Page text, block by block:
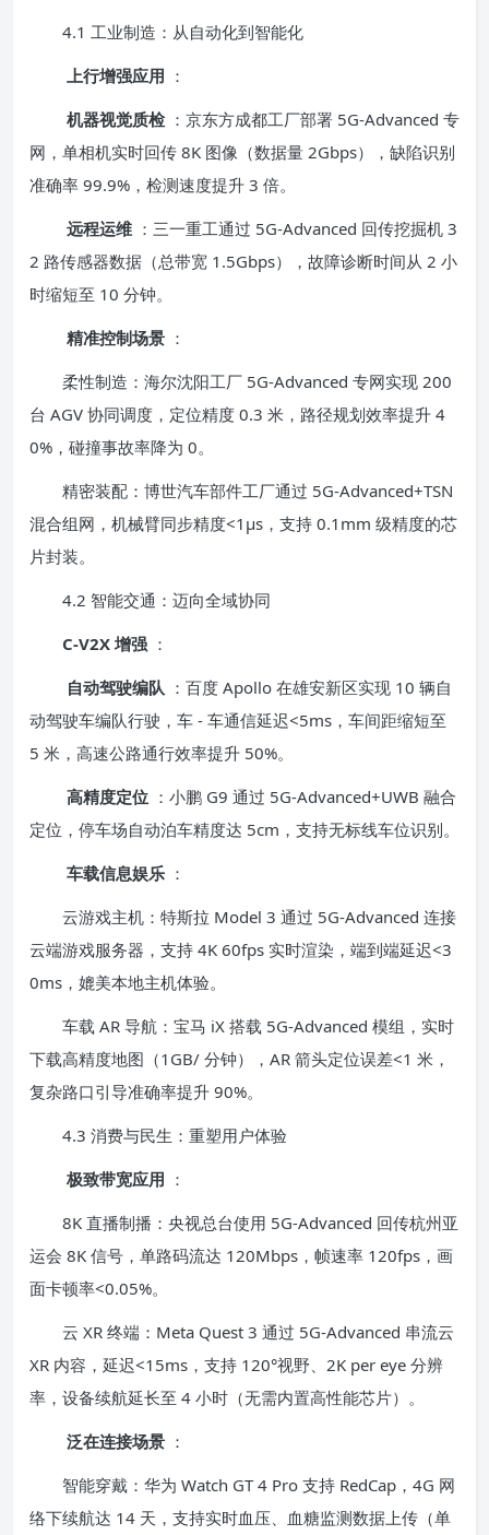
4.1 工业制造：从自动化到智能化
上行增强应用 ：
机器视觉质检 ：京东方成都工厂部署 5G-Advanced 专
网，单相机实时回传 8K 图像（数据量 2Gbps），缺陷识别
准确率 99.9%，检测速度提升 3 倍。
远程运维 ：三一重工通过 5G-Advanced 回传挖掘机 3
2 路传感器数据（总带宽 1.5Gbps），故障诊断时间从 2 小
时缩短至 10 分钟。
精准控制场景 ：
柔性制造：海尔沈阳工厂 5G-Advanced 专网实现 200
台 AGV 协同调度，定位精度 0.3 米，路径规划效率提升 4
0%，碰撞事故率降为 0。
精密装配：博世汽车部件工厂通过 5G-Advanced+TSN
混合组网，机械臂同步精度<1μs，支持 0.1mm 级精度的芯
片封装。
4.2 智能交通：迈向全域协同
C-V2X 增强 ：
自动驾驶编队 ：百度 Apollo 在雄安新区实现 10 辆自
动驾驶车编队行驶，车 - 车通信延迟<5ms，车间距缩短至
5 米，高速公路通行效率提升 50%。
高精度定位 ：小鹏 G9 通过 5G-Advanced+UWB 融合
定位，停车场自动泊车精度达 5cm，支持无标线车位识别。
车载信息娱乐 ：
云游戏主机：特斯拉 Model 3 通过 5G-Advanced 连接
云端游戏服务器，支持 4K 60fps 实时渲染，端到端延迟<3
0ms，媲美本地主机体验。
车载 AR 导航：宝马 iX 搭载 5G-Advanced 模组，实时
下载高精度地图（1GB/ 分钟），AR 箭头定位误差<1 米，
复杂路口引导准确率提升 90%。
4.3 消费与民生：重塑用户体验
极致带宽应用 ：
8K 直播制播：央视总台使用 5G-Advanced 回传杭州亚
运会 8K 信号，单路码流达 120Mbps，帧速率 120fps，画
面卡顿率<0.05%。
云 XR 终端：Meta Quest 3 通过 5G-Advanced 串流云
XR 内容，延迟<15ms，支持 120°视野、2K per eye 分辨
率，设备续航延长至 4 小时（无需内置高性能芯片）。
泛在连接场景 ：
智能穿戴：华为 Watch GT 4 Pro 支持 RedCap，4G 网
络下续航达 14 天，支持实时血压、血糖监测数据上传（单